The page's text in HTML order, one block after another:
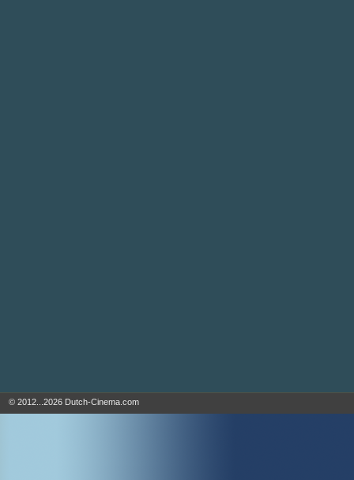
© 2012...2026 Dutch-Cinema.com